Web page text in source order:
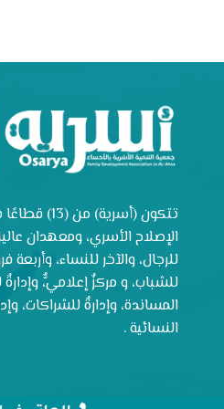
تتكون
الإصلاح الأسري، ومعهدان
للرجال، والآخر للنساء، وأربعة
للشباب، و مركزٌ إعلاميٌّ،
المساندة، وإدارةٌ للشراكات،
النسائية .